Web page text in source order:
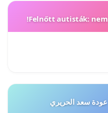
Felnőtt autisták:
سعد الحريري